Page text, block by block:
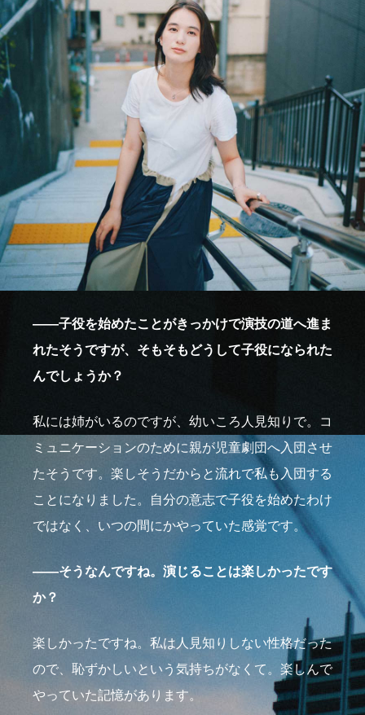
――子役を始めたことがきっかけで演技の道へ進ま
れたそうですが、そもそもどうして子役になられた
んでしょうか？
私には姉がいるのですが、幼いころ人見知りで。コ
ミュニケーションのために親が児童劇団へ入団させ
たそうです。楽しそうだからと流れで私も入団する
ことになりました。自分の意志で子役を始めたわけ
ではなく、いつの間にかやっていた感覚です。
――そうなんですね。演じることは楽しかったです
か？
楽しかったですね。私は人見知りしない性格だった
ので、恥ずかしいという気持ちがなくて。楽しんで
やっていた記憶があります。